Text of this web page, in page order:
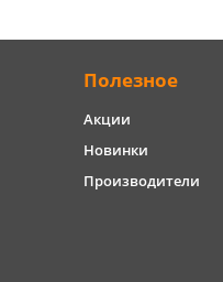
Полезное
Акции
Новинки
Производители